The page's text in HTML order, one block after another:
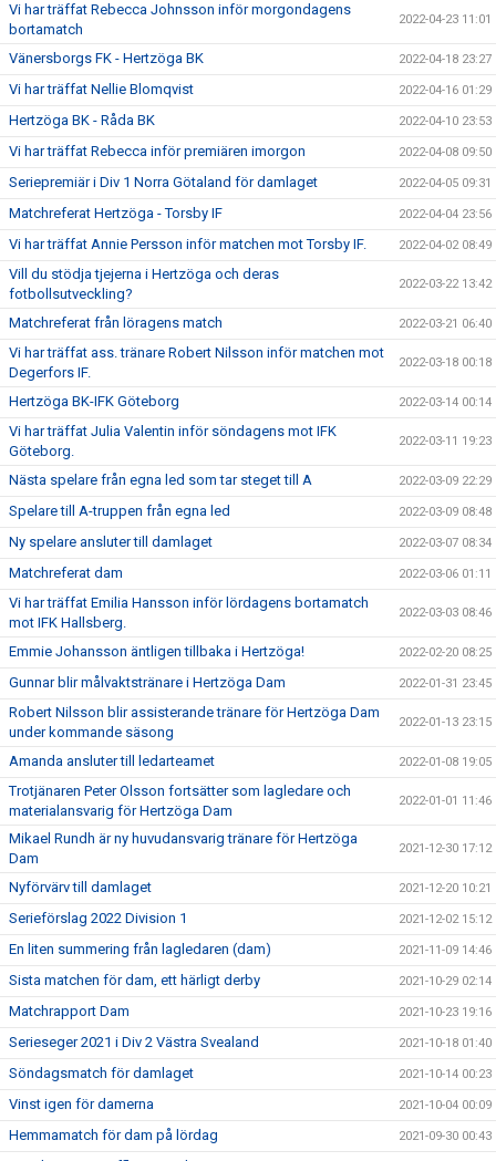
Vi har träffat Rebecca Johnsson inför morgondagens
bortamatch
2022-04-23 11:01
Vänersborgs FK - Hertzöga BK 2022-04-18 23:27
Vi har träffat Nellie Blomqvist 2022-04-16 01:29
Hertzöga BK - Råda BK 2022-04-10 23:53
Vi har träffat Rebecca inför premiären imorgon 2022-04-08 09:50
Seriepremiär i Div 1 Norra Götaland för damlaget 2022-04-05 09:31
Matchreferat Hertzöga - Torsby IF 2022-04-04 23:56
Vi har träffat Annie Persson inför matchen mot Torsby IF. 2022-04-02 08:49
Vill du stödja tjejerna i Hertzöga och deras
fotbollsutveckling?
2022-03-22 13:42
Matchreferat från löragens match 2022-03-21 06:40
Vi har träffat ass. tränare Robert Nilsson inför matchen mot
Degerfors IF.
2022-03-18 00:18
Hertzöga BK-IFK Göteborg 2022-03-14 00:14
Vi har träffat Julia Valentin inför söndagens mot IFK
Göteborg.
2022-03-11 19:23
Nästa spelare från egna led som tar steget till A 2022-03-09 22:29
Spelare till A-truppen från egna led 2022-03-09 08:48
Ny spelare ansluter till damlaget 2022-03-07 08:34
Matchreferat dam 2022-03-06 01:11
Vi har träffat Emilia Hansson inför lördagens bortamatch
mot IFK Hallsberg.
2022-03-03 08:46
Emmie Johansson äntligen tillbaka i Hertzöga! 2022-02-20 08:25
Gunnar blir målvaktstränare i Hertzöga Dam 2022-01-31 23:45
Robert Nilsson blir assisterande tränare för Hertzöga Dam
under kommande säsong
2022-01-13 23:15
Amanda ansluter till ledarteamet 2022-01-08 19:05
Trotjänaren Peter Olsson fortsätter som lagledare och
materialansvarig för Hertzöga Dam
2022-01-01 11:46
Mikael Rundh är ny huvudansvarig tränare för Hertzöga
Dam
2021-12-30 17:12
Nyförvärv till damlaget 2021-12-20 10:21
Serieförslag 2022 Division 1 2021-12-02 15:12
En liten summering från lagledaren (dam) 2021-11-09 14:46
Sista matchen för dam, ett härligt derby 2021-10-29 02:14
Matchrapport Dam 2021-10-23 19:16
Serieseger 2021 i Div 2 Västra Svealand 2021-10-18 01:40
Söndagsmatch för damlaget 2021-10-14 00:23
Vinst igen för damerna 2021-10-04 00:09
Hemmamatch för dam på lördag 2021-09-30 00:43